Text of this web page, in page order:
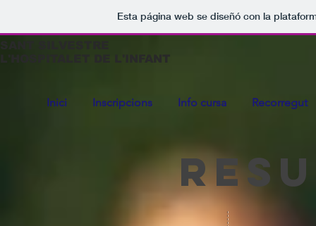
Esta página web se diseñó con la
Inici Inscripcions Info cursa Recorregut
L'HOSPITALET DE L'INFANT